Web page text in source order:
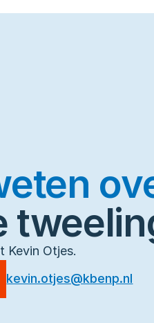
Kevin Otjes.
kevin.otjes@kbenp.nl